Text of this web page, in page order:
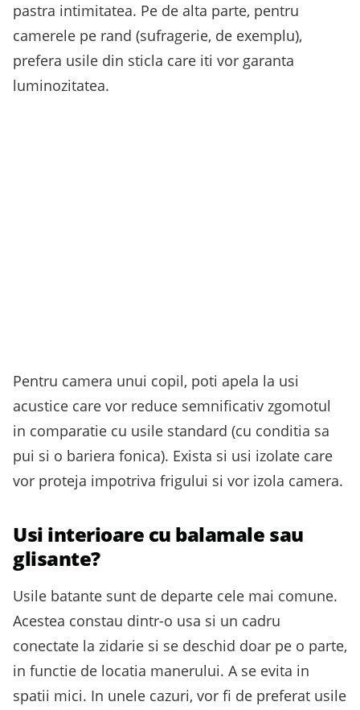
pastra intimitatea. Pe de alta parte, pentru
camerele pe rand (sufragerie, de exemplu),
prefera usile din sticla care iti vor garanta
luminozitatea.
Pentru camera unui copil, poti apela la usi
acustice care vor reduce semnificativ zgomotul
in comparatie cu usile standard (cu conditia sa
pui si o bariera fonica). Exista si usi izolate care
vor proteja impotriva frigului si vor izola camera.
Usi interioare cu balamale sau
glisante?
Usile batante sunt de departe cele mai comune.
Acestea constau dintr-o usa si un cadru
conectate la zidarie si se deschid doar pe o parte,
in functie de locatia manerului. A se evita in
spatii mici. In unele cazuri, vor fi de preferat usile